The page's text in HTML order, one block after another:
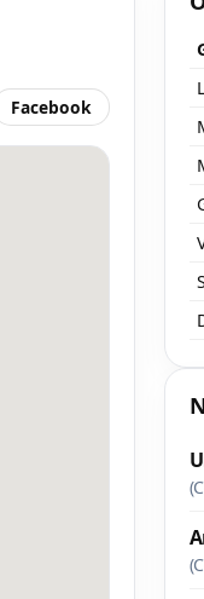
Facebook